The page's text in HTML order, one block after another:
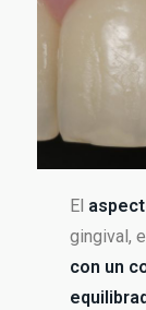
El
gingival,
con un